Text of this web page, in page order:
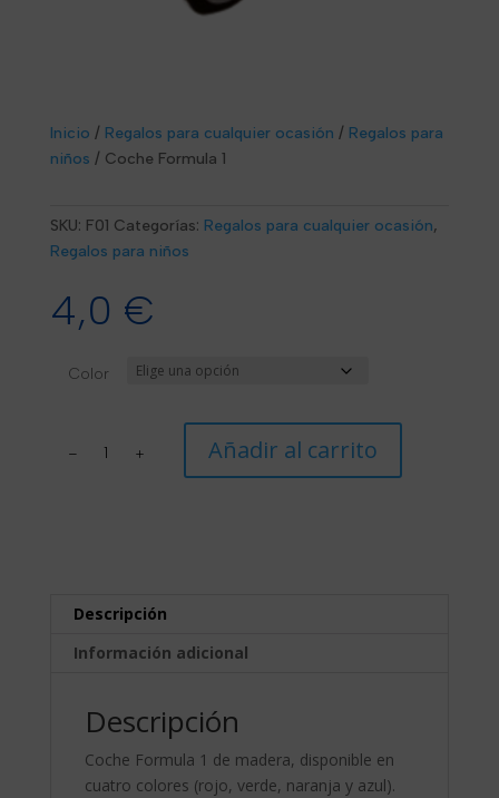
Inicio / Regalos para cualquier ocasión / Regalos para
niños / Coche Formula 1
SKU: F01 Categorías: Regalos para cualquier ocasión,
Regalos para niños
4,0 €
Color
Formula
Añadir al carrito
Descripción
Información adicional
Descripción
Coche Formula 1 de madera, disponible en
cuatro colores (rojo, verde, naranja y azul).